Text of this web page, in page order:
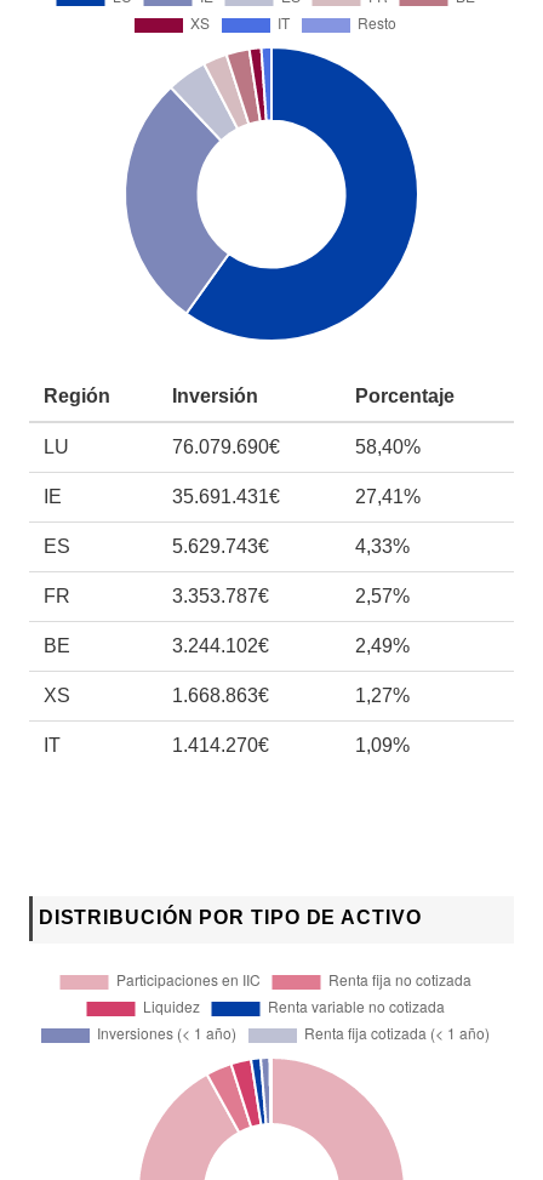
Región Inversión Porcentaje
LU 76.079.690€ 58,40%
IE 35.691.431€ 27,41%
ES 5.629.743€ 4,33%
FR 3.353.787€ 2,57%
BE 3.244.102€ 2,49%
XS 1.668.863€ 1,27%
IT 1.414.270€ 1,09%
DISTRIBUCIÓN POR TIPO DE ACTIVO